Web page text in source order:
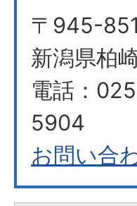
〒945-
新潟県柏
電話：
5904
お問い合